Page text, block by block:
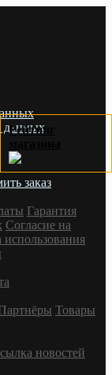
данных
заказ
Гарантия
Согласие на
Товары
новостей
Рейтинг